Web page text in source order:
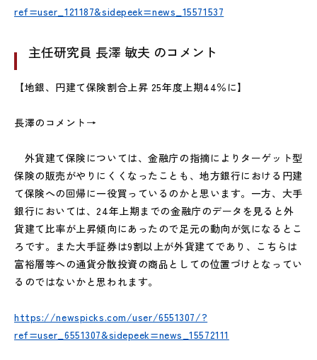
ref=user_121187&sidepeek=news_15571537
主任研究員 長澤 敏夫 のコメント
【地銀、円建て保険割合上昇 25年度上期44％に】
長澤のコメント→
外貨建て保険については、金融庁の指摘によりターゲット型
保険の販売がやりにくくなったことも、地方銀行における円建
て保険への回帰に一役買っているのかと思います。一方、大手
銀行においては、24年上期までの金融庁のデータを見ると外
貨建て比率が上昇傾向にあったので足元の動向が気になるとこ
ろです。また大手証券は9割以上が外貨建てであり、こちらは
富裕層等への通貨分散投資の商品としての位置づけとなってい
るのではないかと思われます。
https://newspicks.com/user/6551307/?
ref=user_6551307&sidepeek=news_15572111